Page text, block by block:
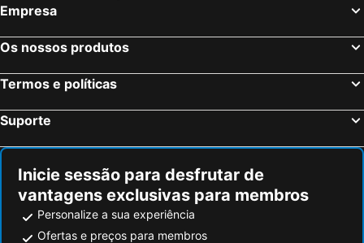
Oščadnica, bed and breakfasts
Lipnica Wielka, bed and breakfasts
Jablonka, bed and breakfasts
Empresa
Os nossos produtos
Termos e políticas
Suporte
Inicie sessão para desfrutar de
vantagens exclusivas para membros
Personalize a sua experiência
Ofertas e preços para membros